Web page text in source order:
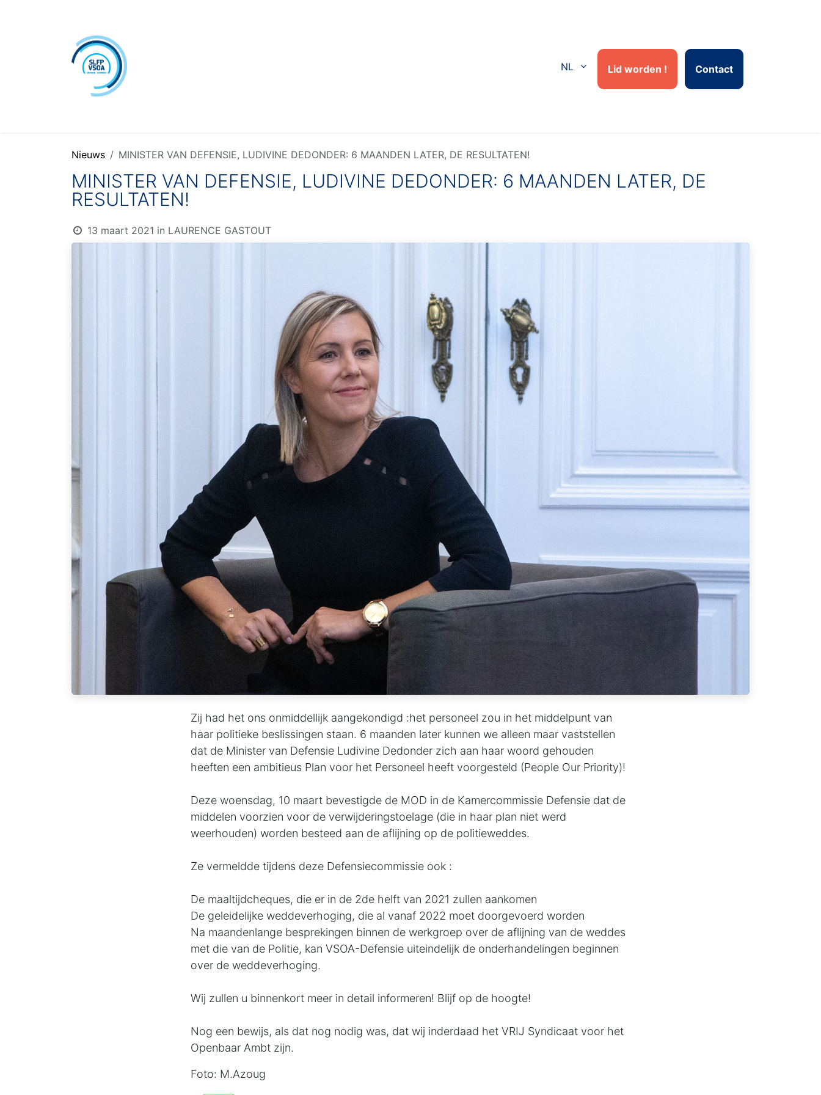
NL Contact
Lid worden !
Nieuws MINISTER VAN DEFENSIE, LUDIVINE DEDONDER: 6 MAANDEN LATER, DE RESULTATEN!
MINISTER VAN DEFENSIE, LUDIVINE DEDONDER: 6 MAANDEN LATER, DE
RESULTATEN!
13 maart 2021 in LAURENCE GASTOUT
Zij had het ons onmiddellijk aangekondigd :het personeel zou in het middelpunt van
haar politieke beslissingen staan. 6 maanden later kunnen we alleen maar vaststellen
dat de Minister van Defensie Ludivine Dedonder zich aan haar woord gehouden
heeften een ambitieus Plan voor het Personeel heeft voorgesteld (People Our Priority)!
Deze woensdag, 10 maart bevestigde de MOD in de Kamercommissie Defensie dat de
middelen voorzien voor de verwijderingstoelage (die in haar plan niet werd
weerhouden) worden besteed aan de aflijning op de politieweddes.
Ze vermeldde tijdens deze Defensiecommissie ook :
De maaltijdcheques, die er in de 2de helft van 2021 zullen aankomen
De geleidelijke weddeverhoging, die al vanaf 2022 moet doorgevoerd worden
Na maandenlange besprekingen binnen de werkgroep over de aflijning van de weddes
met die van de Politie, kan VSOA-Defensie uiteindelijk de onderhandelingen beginnen
over de weddeverhoging.
Wij zullen u binnenkort meer in detail informeren! Blijf op de hoogte!
Nog een bewijs, als dat nog nodig was, dat wij inderdaad het VRIJ Syndicaat voor het
Openbaar Ambt zijn.
Foto: M.Azoug